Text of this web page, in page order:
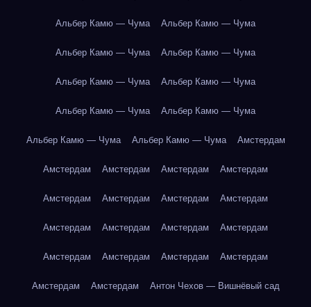
Альбер Камю — Чума Альбер Камю — Чума
Альбер Камю — Чума Альбер Камю — Чума
Альбер Камю — Чума Альбер Камю — Чума
Альбер Камю — Чума Альбер Камю — Чума
Альбер Камю — Чума Альбер Камю — Чума Амстердам
Амстердам Амстердам Амстердам Амстердам
Амстердам Амстердам Амстердам Амстердам
Амстердам Амстердам Амстердам Амстердам
Амстердам Амстердам Амстердам Амстердам
Амстердам Амстердам Антон Чехов — Вишнёвый сад